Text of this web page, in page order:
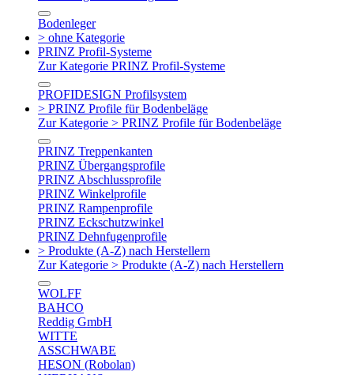
Bodenleger
> ohne Kategorie
PRINZ Profil-Systeme
Zur Kategorie PRINZ Profil-Systeme
PROFIDESIGN Profilsystem
> PRINZ Profile für Bodenbeläge
Zur Kategorie > PRINZ Profile für Bodenbeläge
PRINZ Treppenkanten
PRINZ Übergangsprofile
PRINZ Abschlussprofile
PRINZ Winkelprofile
PRINZ Rampenprofile
PRINZ Eckschutzwinkel
PRINZ Dehnfugenprofile
> Produkte (A-Z) nach Herstellern
Zur Kategorie > Produkte (A-Z) nach Herstellern
WOLFF
BAHCO
Reddig GmbH
WITTE
ASSCHWABE
HESON (Robolan)